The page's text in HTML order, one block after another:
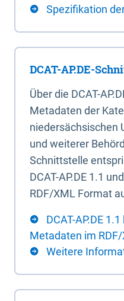
Spezifikation
DCAT-AP.DE-
Über die DCAT-
Metadaten der
niedersächsischen
und weiterer
Schnittstelle
DCAT-AP.DE 1.1
RDF/XML Format
DCAT-AP.DE
Metadaten im
Weitere